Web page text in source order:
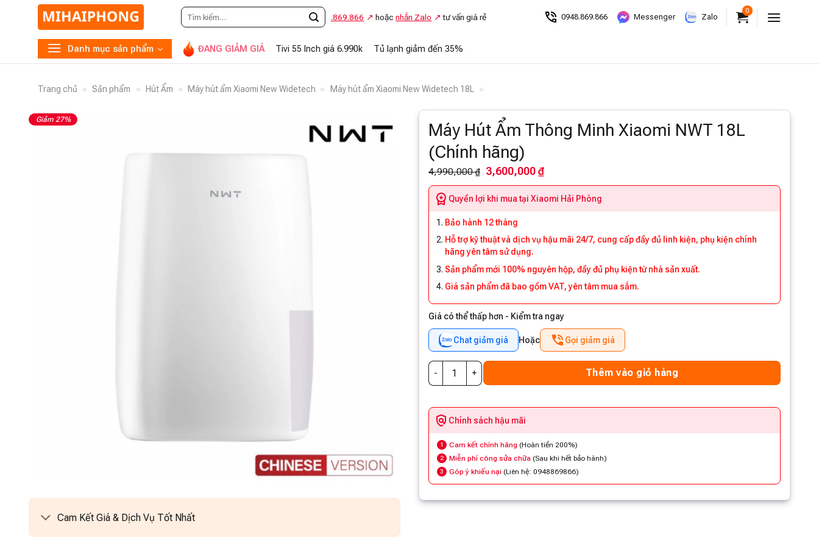
Tìm
kiếm:
0948.869.866 hoặcnhắn Zalo tư vấn giá rẻ 0948.869.866 Messenger Zalo
0
Danh mục sản phẩm ĐANG GIẢM GIÁ Tivi 55 Inch giá 6.990k Tủ lạnh giảm đến 35%
Trang chủ » Sản phẩm » Hút Ẩm » Máy hút ẩm Xiaomi New Widetech » Máy hút ẩm Xiaomi New Widetech 18L »
Giảm 27%
Cam Kết Giá & Dịch Vụ Tốt Nhất
Máy Hút Ẩm Thông Minh Xiaomi NWT 18L
(Chính hãng)
4,990,000 ₫ 3,600,000 ₫
Quyền lợi khi mua tại Xiaomi Hải Phòng
Bảo hành 12 tháng
Hỗ trợ kỹ thuật và dịch vụ hậu mãi 24/7, cung cấp đầy đủ linh kiện, phụ kiện chính
hãng yên tâm sử dụng.
Sản phẩm mới 100% nguyên hộp, đầy đủ phụ kiện từ nhà sản xuất.
Giá sản phẩm đã bao gồm VAT, yên tâm mua sắm.
Giá có thể thấp hơn - Kiểm tra ngay
Chat giảm giá Hoặc Gọi giảm giá
Thêm vào giỏ hàng
Chính sách hậu mãi
1 Cam kết chính hãng (Hoàn tiền 200%)
2 Miễn phí công sửa chữa (Sau khi hết bảo hành)
3 Góp ý khiếu nại (Liên hệ: 0948869866)